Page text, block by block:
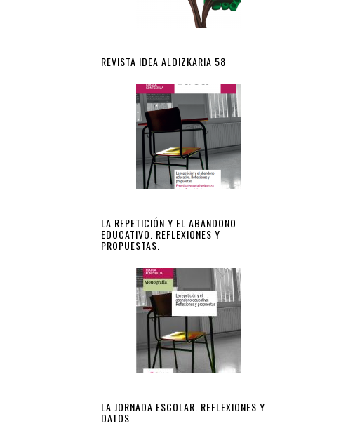
REVISTA IDEA ALDIZKARIA 58
LA REPETICIÓN Y EL ABANDONO
EDUCATIVO. REFLEXIONES Y
PROPUESTAS.
LA JORNADA ESCOLAR. REFLEXIONES Y
DATOS